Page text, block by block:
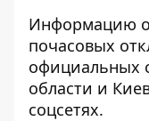
Информацию о
почасовых
официальных
области и
соцсетях.